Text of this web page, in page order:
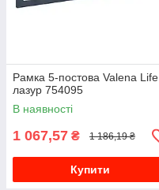
Рамка 5-постова Valena Life
лазур 754095
В наявності
1 067,57 ₴ 1 186,19 ₴
Купити